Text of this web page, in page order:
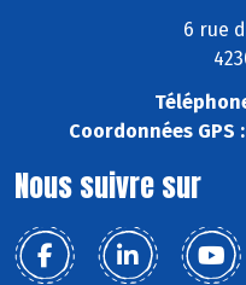
6 rue
Coordonnées GPS :
Nous suivre sur